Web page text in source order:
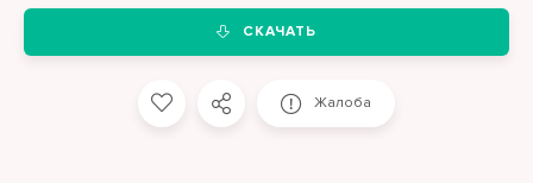
СКАЧАТЬ
Жалоба